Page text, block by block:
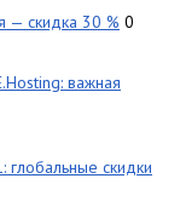
— скидка 30 % 0
важная
глобальные скидки